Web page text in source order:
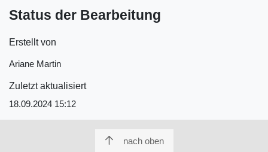
Status der Bearbeitung
Erstellt von
Ariane Martin
Zuletzt aktualisiert
18.09.2024 15:12
nach oben